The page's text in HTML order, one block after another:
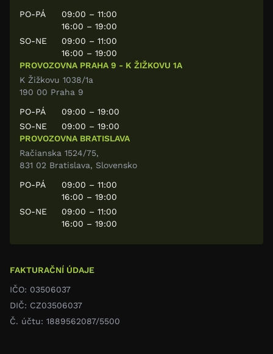
FAKTURAČNÍ ÚDAJE
IČO: 03506037
DIČ: CZ03506037
Č. účtu: 1889562087/5500
PO-PÁ
09:00 – 11:00
16:00 – 19:00
SO-NE
09:00 – 11:00
16:00 – 19:00
PROVOZOVNA PRAHA 9 - K ŽIŽKOVU 1A
K Žižkovu 1038/1a
190 00 Praha 9
PO-PÁ
09:00 – 19:00
SO-NE
09:00 – 19:00
PROVOZOVNA BRATISLAVA
Račianska 1524/75,
831 02 Bratislava, Slovensko
PO-PÁ
09:00 – 11:00
16:00 – 19:00
SO-NE
09:00 – 11:00
16:00 – 19:00